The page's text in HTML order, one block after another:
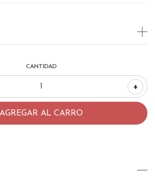
CANTIDAD
+